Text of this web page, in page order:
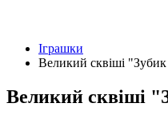
Іграшки
Великий сквіші
Великий сквіші